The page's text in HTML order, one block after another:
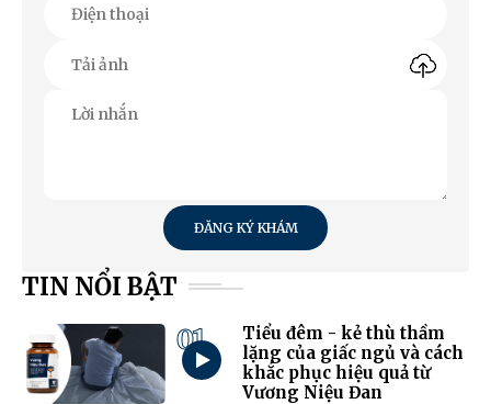
ĐĂNG KÝ KHÁM
TIN NỔI BẬT
01
Tiểu đêm - kẻ thù thầm
lặng của giấc ngủ và cách
khắc phục hiệu quả từ
Vương Niệu Đan